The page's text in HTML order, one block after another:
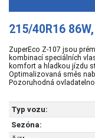
215/40R16 86W,
ZuperEco Z-107 jsou
kombinací speciálních
komfort a hladkou jízdu
Optimalizovaná směs
Pozoruhodná
Typ vozu:
Sezóna: